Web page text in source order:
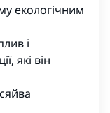
екологічним
і
які вiн